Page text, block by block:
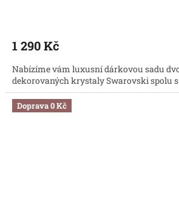
je
z
5
hvězdiček.
1 290 Kč
Nabízíme vám luxusní dárkovou sadu
dekorovaných krystaly Swarovski spolu
Doprava 0 Kč